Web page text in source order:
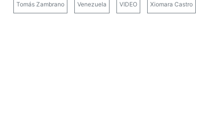
Tomás Zambrano Venezuela VIDEO Xiomara Castro